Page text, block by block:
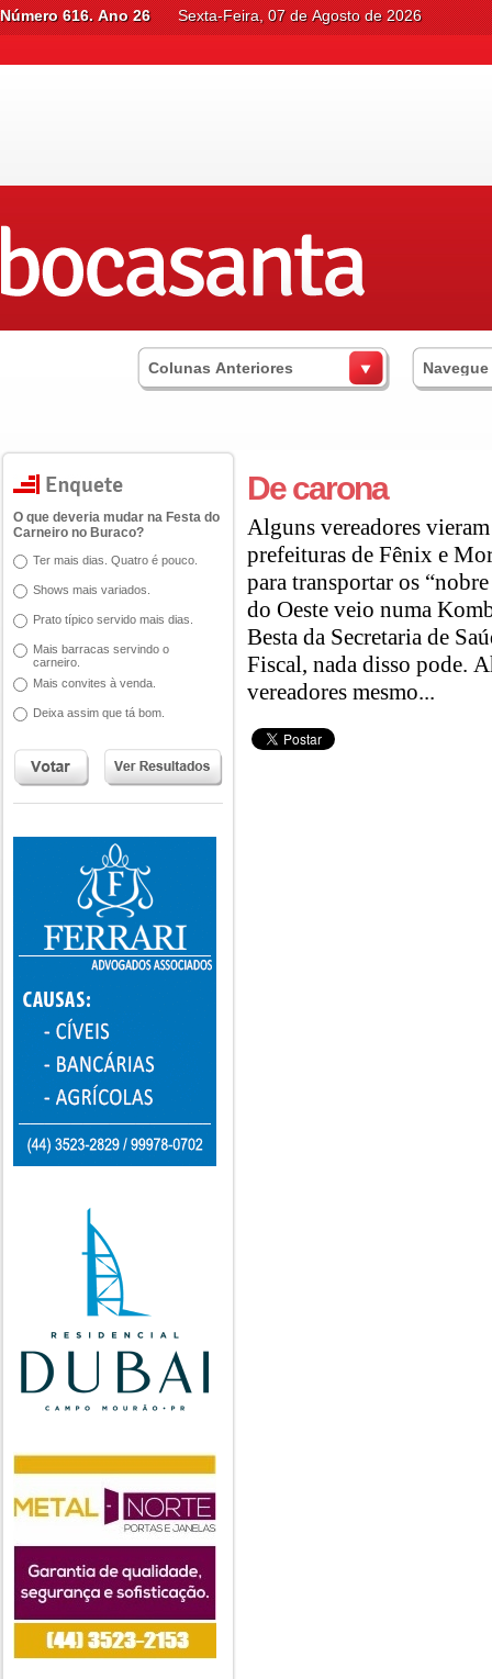
Número 616. Ano 26 Sexta-Feira, 07 de Agosto de 2026
Colunas Anteriores
O que deveria mudar na Festa do
Carneiro no Buraco?
Ter mais dias. Quatro é pouco.
Shows mais variados.
Prato típico servido mais dias.
Mais barracas servindo o
carneiro.
Mais convites à venda.
Deixa assim que tá bom.
De carona
Alguns vereadores
prefeituras de Fênix e
para transportar os
do Oeste veio numa
Besta da Secretaria de
Fiscal, nada disso pode.
vereadores mesmo...